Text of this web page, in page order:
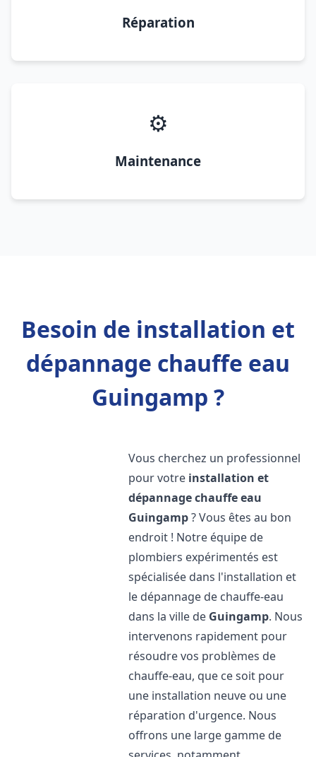
Réparation
⚙️
Maintenance
Besoin de installation et
dépannage chauffe eau
Guingamp ?
Vous cherchez un professionnel
pour votre installation et
dépannage chauffe eau
Guingamp? Vous êtes au bon
endroit ! Notre équipe de
plombiers expérimentés est
spécialisée dans l'installation et
le dépannage de chauffe-eau
dans la ville de Guingamp. Nous
intervenons rapidement pour
résoudre vos problèmes de
chauffe-eau, que ce soit pour
une installation neuve ou une
réparation d'urgence. Nous
offrons une large gamme de